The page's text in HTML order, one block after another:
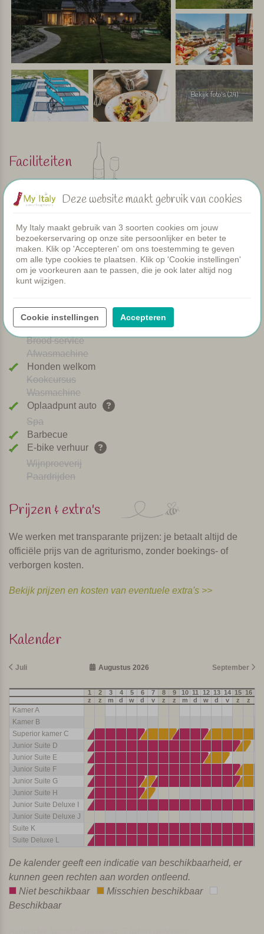
Bekijk foto's (24)
Faciliteiten
Appartementen
Restaurant
Kamers
Peuterbadje
Gezamenlijke diners
WIFI
Verwarmd zwembad
Airco
Speeltuintje
Brood service
Afwasmachine
Honden welkom
Kookcursus
Wasmachine
Oplaadpunt auto
Spa
Barbecue
E-bike verhuur
Wijnproeverij
Paardrijden
Prijzen & extra's
We werken met transparante prijzen: je betaalt altijd de
officiële prijs van de agriturismo, zonder boekings- of
verborgen kosten.
Bekijk prijzen en kosten van eventuele extra's >>
Kalender
Juli Augustus 2026 September
1 2 3 4 5 6 7 8 9 10 11 12 13 14 15 16
z
z m d w d v z z m d w d v z z
Kamer A
Kamer B
Superior kamer C
Junior Suite D
Junior Suite E
Junior Suite F
Junior Suite G
Junior Suite H
Junior Suite Deluxe I
Junior Suite Deluxe J
Suite K
Suite Deluxe L
De kalender geeft een indicatie van beschikbaarheid, er
kunnen geen rechten aan worden ontleend.
Niet beschikbaar
Misschien beschikbaar
Beschikbaar
Deze website maakt gebruik van cookies
My Italy maakt gebruik van 3 soorten cookies om jouw
bezoekerservaring op onze site persoonlijker en beter te
maken. Klik op 'Accepteren' om ons toestemming te geven
om alle type cookies te plaatsen. Klik op 'Cookie instellingen'
om je voorkeuren aan te passen, die je ook later altijd nog
kunt wijzigen.
Cookie instellingen Accepteren